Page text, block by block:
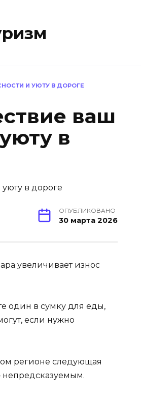
И УЮТУ В ДОРОГЕ
ваш
в
ОПУБЛИКОВАНО
30 марта 2026
увеличивает износ
один в сумку для еды,
если нужно
регионе следующая
непредсказуемым.